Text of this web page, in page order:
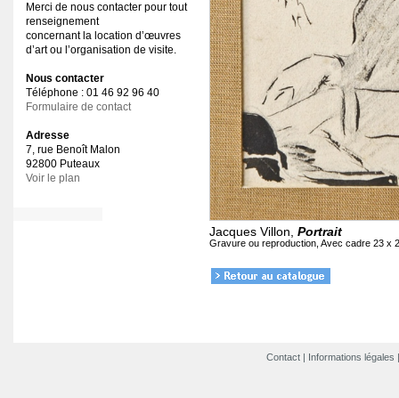
Merci de nous contacter pour tout
renseignement
concernant la location d’œuvres
d’art ou l’organisation de visite.
Nous contacter
Téléphone : 01 46 92 96 40
Formulaire de contact
Adresse
7, rue Benoît Malon
92800 Puteaux
Voir le plan
Jacques Villon, Portrait
Gravure ou reproduction, Avec cadre 23 x
Contact| Informations légales